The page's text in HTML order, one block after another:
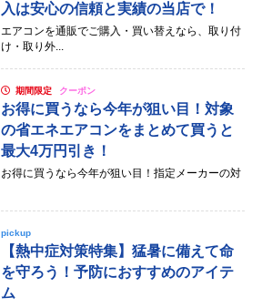
入は安心の信頼と実績の当店で！
エアコンを通販でご購入・買い替えなら、取り付
け・取り外...
期間限定 クーポン
お得に買うなら今年が狙い目！対象
の省エネエアコンをまとめて買うと
最大4万円引き！
お得に買うなら今年が狙い目！指定メーカーの対
pickup
【熱中症対策特集】猛暑に備えて命
を守ろう！予防におすすめのアイテ
ム